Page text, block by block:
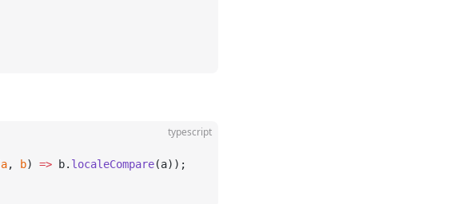
typescript
a, b) => b. localeCompare(a));